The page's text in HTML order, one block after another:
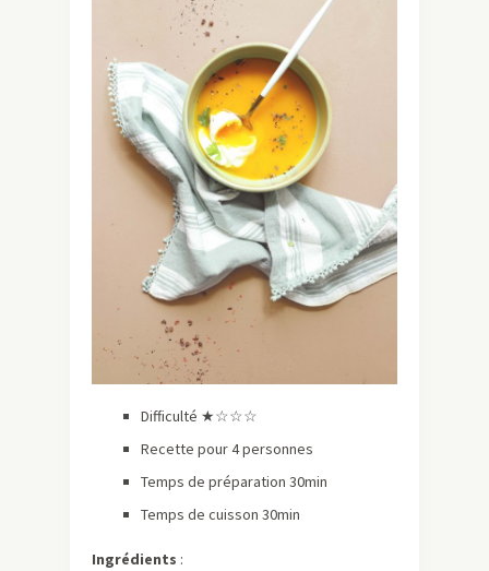
Difficulté ★☆☆☆
Recette pour 4 personnes
Temps de préparation 30min
Temps de cuisson 30min
Ingrédients :